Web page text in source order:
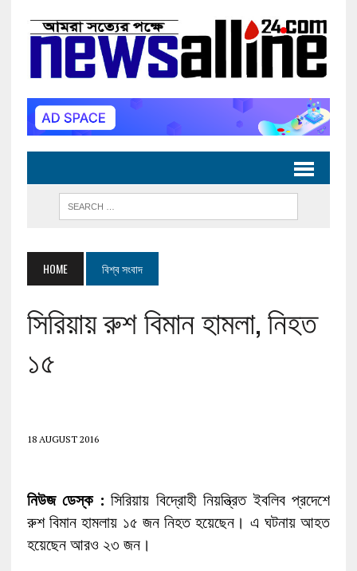
HOME বিশ্ব সংবাদ
সিরিয়ায় রুশ বিমান হামলা, নিহত
১৫
18 AUGUST 2016
নিউজ ডেস্ক : সিরিয়ায় বিদ্রোহী নিয়ন্ত্রিত ইবলিব প্রদেশে
রুশ বিমান হামলায় ১৫ জন নিহত হয়েছেন। এ ঘটনায় আহত
হয়েছেন আরও ২৩ জন।